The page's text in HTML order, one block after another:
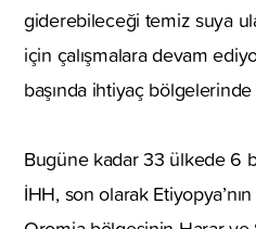
giderebileceği temiz suya
için çalışmalara devam
başında ihtiyaç
Bugüne kadar 33 ülkede 6
İHH, son olarak Etiyopya’nın